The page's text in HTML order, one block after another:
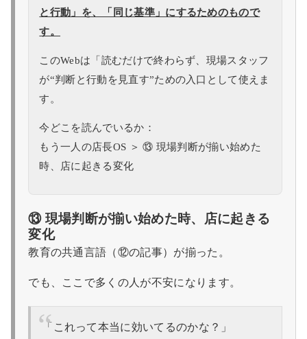
と行動」を、「同じ基準」にするためのもので
す。
このWebは「読むだけで終わらず、現場スタッフ
が“判断と行動を見直す”ための入口として使えま
す。
今どこを読んでいるか：
もう一人の店長OS ＞ ⑬ 現場判断が揃い始めた
時、店に起きる変化
⑬ 現場判断が揃い始めた時、店に起きる
変化
教育の共通言語（⑫の記事）が揃った。
でも、ここで多くの人が不安になります。
「これって本当に効いてるのかな？」